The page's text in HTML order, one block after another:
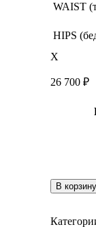
WAIST
HIPS
X
26 700 ₽
товара
длинный
В корзину